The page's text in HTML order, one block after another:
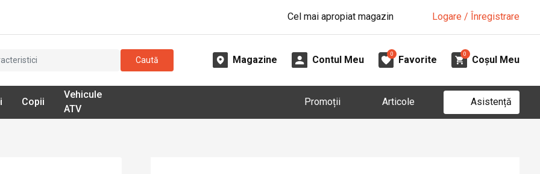
Cel mai apropiat magazin Logare / Înregistrare
Caută Magazine Contul Meu
0
Favorite
0
Coșul Meu
Copii
Vehicule
ATV
Promoții Articole Asistență